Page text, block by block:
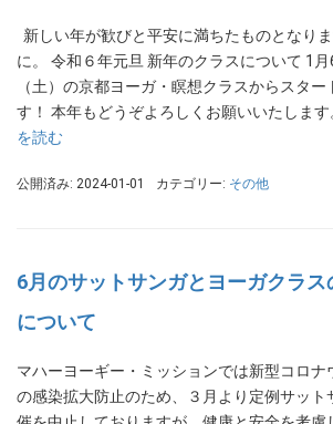
新しい年が歓びと平安に満ちたものとなり
に。 令和６年元旦 新年のクラスについて 1月
（土）の京都ヨーガ・瞑想クラスからスター
す！ 本年もどうぞよろしくお願いいたします
を読む
公開済み: 2024-01-01 カテゴリー: その他
6月のサットサンガとヨーガクラス
について
マハーヨーギー・ミッションでは新型コロナ
の感染拡大防止のため、３月より定例サット